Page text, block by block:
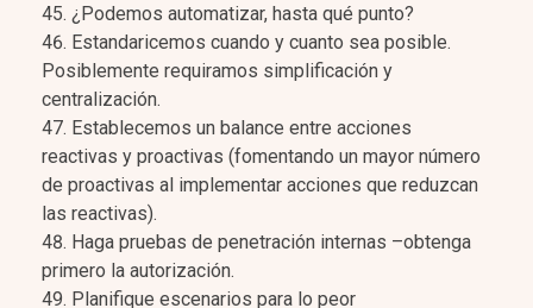
¿Podemos automatizar, hasta qué punto?
Estandaricemos cuando y cuanto sea posible.
Posiblemente requiramos simplificación y
centralización.
Establecemos un balance entre acciones
reactivas y proactivas (fomentando un mayor número
de proactivas al implementar acciones que reduzcan
las reactivas).
Haga pruebas de penetración internas –obtenga
primero la autorización.
Planifique escenarios para lo peor